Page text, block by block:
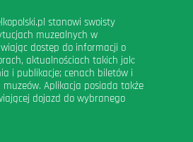
stanowi swoisty
muzealnych w
dostęp do informacji o
aktualnościach takich jak:
i publikacje; cenach biletów i
Aplikacja posiada także
dojazd do wybranego